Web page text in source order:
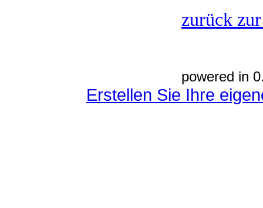
zurück
powered in
Erstellen Sie Ihre